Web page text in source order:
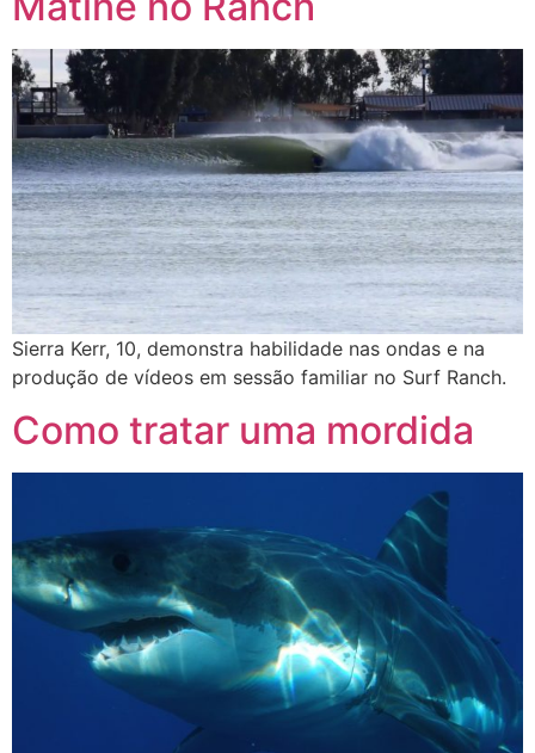
Sierra Kerr, 10, demonstra habilidade nas ondas e na
produção de vídeos em sessão familiar no Surf Ranch.
Como tratar uma mordida